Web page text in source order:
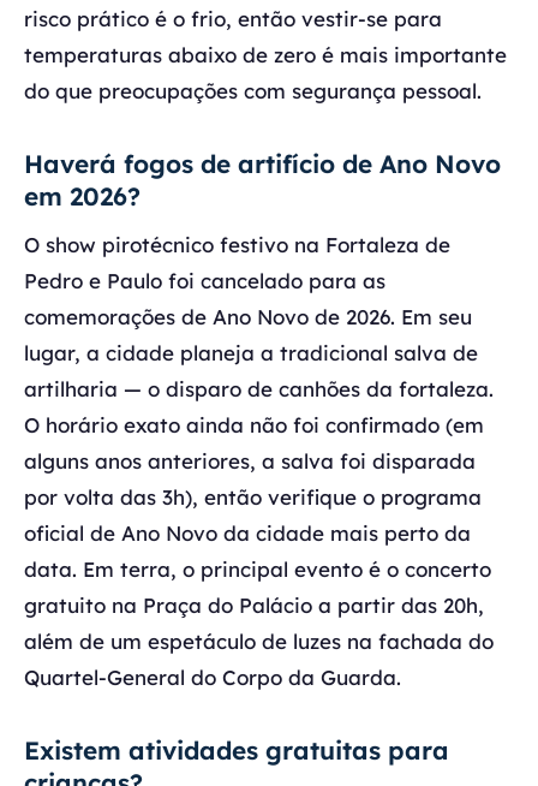
risco prático é o frio, então vestir-se para
temperaturas abaixo de zero é mais importante
do que preocupações com segurança pessoal.
Haverá fogos de artifício de Ano Novo
em 2026?
O show pirotécnico festivo na Fortaleza de
Pedro e Paulo foi cancelado para as
comemorações de Ano Novo de 2026. Em seu
lugar, a cidade planeja a tradicional salva de
artilharia — o disparo de canhões da fortaleza.
O horário exato ainda não foi confirmado (em
alguns anos anteriores, a salva foi disparada
por volta das 3h), então verifique o programa
oficial de Ano Novo da cidade mais perto da
data. Em terra, o principal evento é o concerto
gratuito na Praça do Palácio a partir das 20h,
além de um espetáculo de luzes na fachada do
Quartel-General do Corpo da Guarda.
Existem atividades gratuitas para